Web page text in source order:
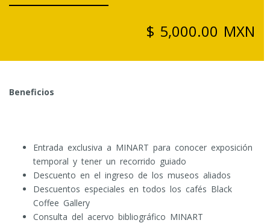
$ 5,000.00 MXN
Beneficios
Entrada exclusiva a MINART para conocer exposición
temporal y tener un recorrido guiado
Descuento en el ingreso de los museos aliados
Descuentos especiales en todos los cafés Black
Coffee Gallery
Consulta del acervo bibliográfico MINART